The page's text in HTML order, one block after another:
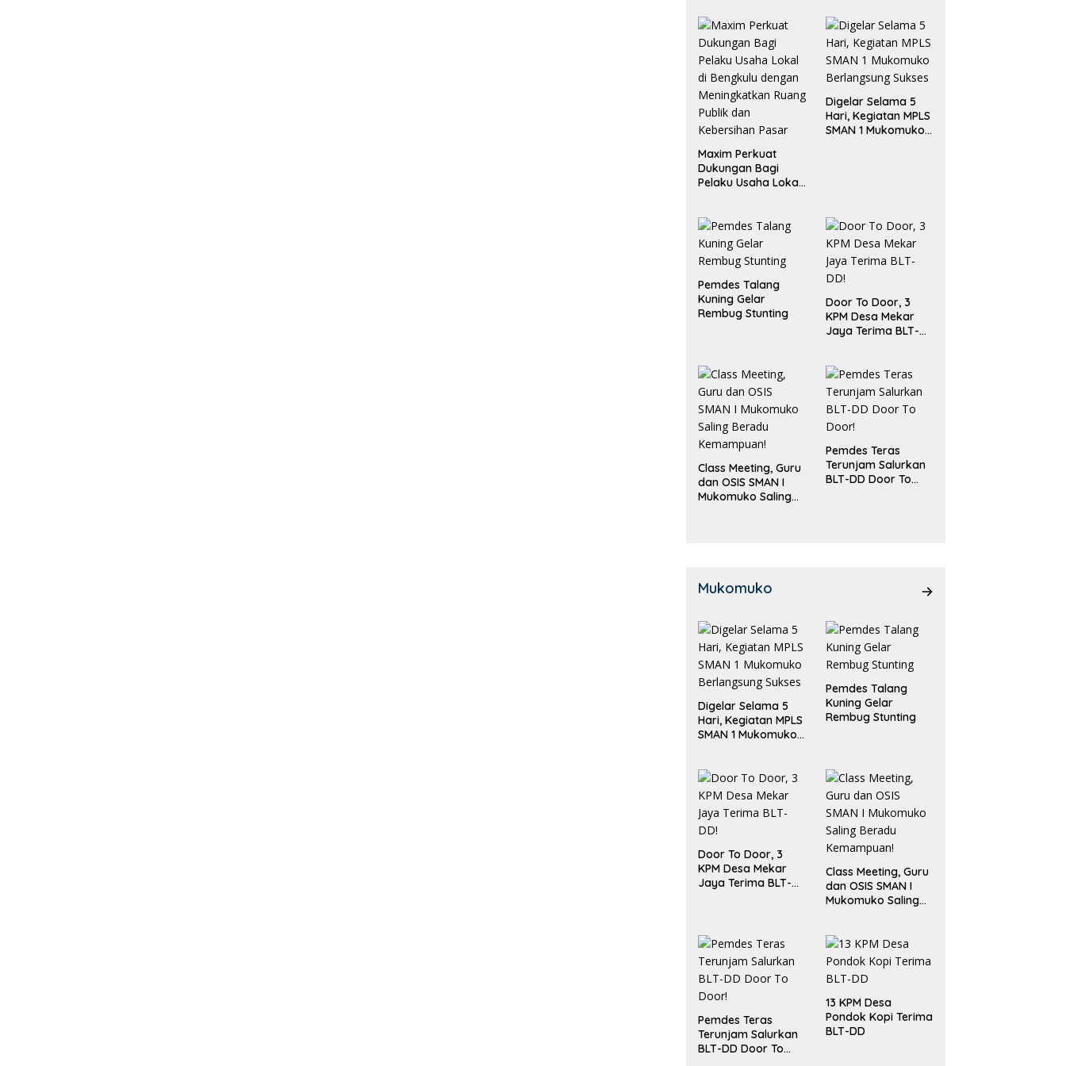
Maxim Perkuat
Dukungan Bagi
Pelaku Usaha Lokal
Ruang Publik dan
Kebersihan Pasar
Digelar Selama 5
Hari, Kegiatan MPLS
SMAN 1 Mukomuko
Pemdes Talang
Kuning Gelar
Rembug Stunting
Door To Door, 3
KPM Desa Mekar
Jaya Terima BLT-
Class Meeting, Guru
dan OSIS SMAN I
Mukomuko Saling
Pemdes Teras
Terunjam Salurkan
BLT-DD Door To
Mukomuko
Digelar Selama 5
Hari, Kegiatan MPLS
SMAN 1 Mukomuko
Pemdes Talang
Kuning Gelar
Rembug Stunting
Door To Door, 3
KPM Desa Mekar
Jaya Terima BLT-
Class Meeting, Guru
dan OSIS SMAN I
Mukomuko Saling
Pemdes Teras
Terunjam Salurkan
BLT-DD Door To
13 KPM Desa
Pondok Kopi Terima
BLT-DD